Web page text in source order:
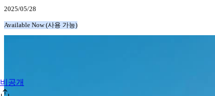
비공개
2025/05/28
Available Now (사용 가능)